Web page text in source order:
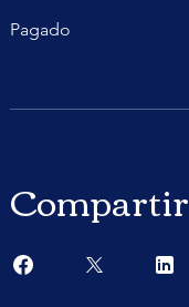
Pagado
Compartir